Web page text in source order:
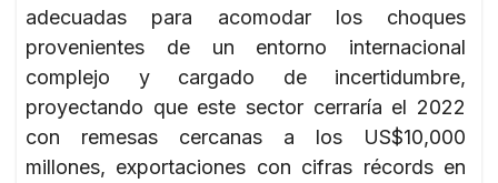
adecuadas para acomodar los choques
provenientes de un entorno internacional
complejo y cargado de incertidumbre,
proyectando que este sector cerraría el 2022
con remesas cercanas a los US$10,000
millones, exportaciones con cifras récords en